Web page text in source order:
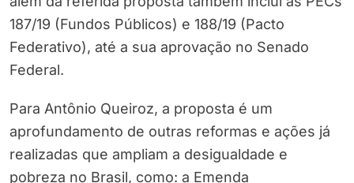
187/19 (Fundos Públicos) e 188/19 (Pacto
Federativo), até a sua aprovação no Senado
Federal.
Para Antônio Queiroz, a proposta é um
aprofundamento de outras reformas e ações já
realizadas que ampliam a desigualdade e
pobreza no Brasil, como: a Emenda